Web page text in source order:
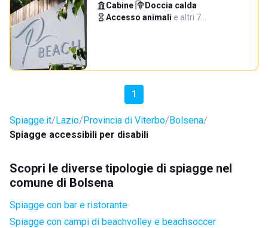
Cabine· Doccia calda·
Accesso animali·e altri 7…
1
Spiagge.it Lazio Provincia di Viterbo Bolsena
Spiagge accessibili per disabili
Scopri le diverse tipologie di spiagge nel
comune di Bolsena
Spiagge con bar e ristorante
Spiagge con campi di beachvolley e beachsoccer